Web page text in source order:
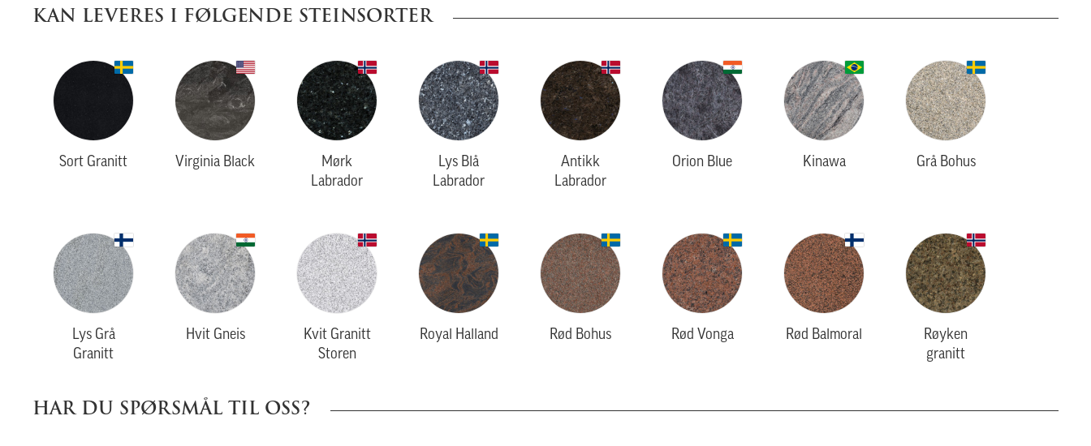
KAN LEVERES I FØLGENDE STEINSORTER
Sort Granitt Virginia Black
Mørk
Labrador
Lys Blå
Labrador
Antikk
Labrador
Orion Blue Kinawa Grå Bohus
Lys Grå
Granitt
Hvit Gneis
Kvit Granitt
Storen
Royal Halland Rød Bohus Rød Vonga Rød Balmoral
Røyken
granitt
HAR DU SPØRSMÅL TIL OSS?